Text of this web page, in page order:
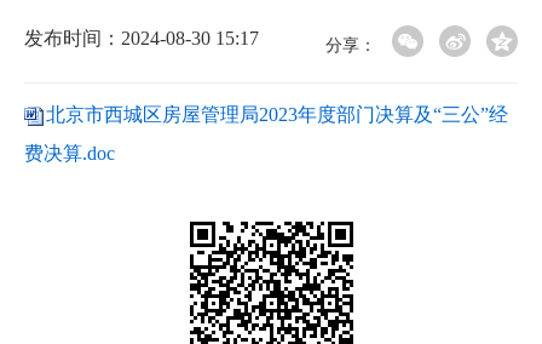
发布时间：2024-08-30 15:17 分享：
北京市西城区房屋管理局2023年度部门决算及“三公”经
费决算.doc